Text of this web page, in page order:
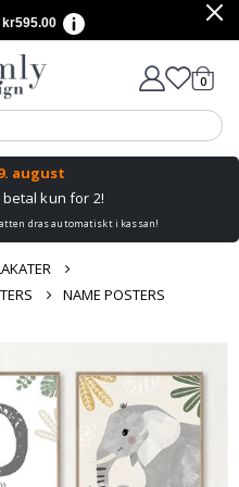
kr595.00
0varer
august
kun for 2!
dras automatiskt i kassan!
NAME POSTERS